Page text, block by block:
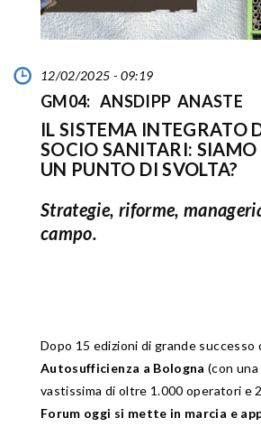
12/02/2025 - 09:19
GM04: ANSDIPP ANASTE
IL SISTEMA INTEGRATO
SOCIO SANITARI: SIAMO
UN PUNTO DI SVOLTA?
Strategie, riforme,
campo.
Dopo 15 edizioni di grande successo
Autosufficienza a Bologna (con
vastissima di oltre 1.000 operatori e
Forum oggi si mette in marcia e